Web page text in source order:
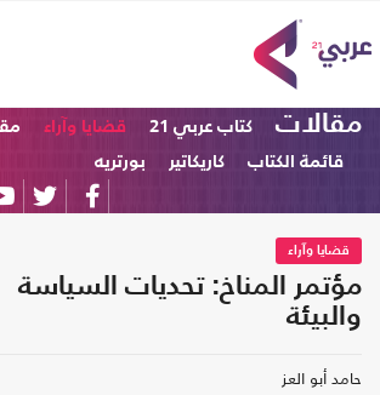
مقالات كتاب عربي 21 قضايا وآراء
قائمة الكتاب
كاريكاتير بورتريه
قضايا وآراء
مؤتمر المناخ: تحديات السياسة
والبيئة
حامد أبو العز